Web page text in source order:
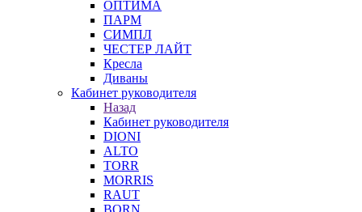
ОПТИМА
ПАРМ
СИМПЛ
ЧЕСТЕР ЛАЙТ
Кресла
Диваны
Кабинет руководителя
Назад
Кабинет руководителя
DIONI
ALTO
TORR
MORRIS
RAUT
BORN